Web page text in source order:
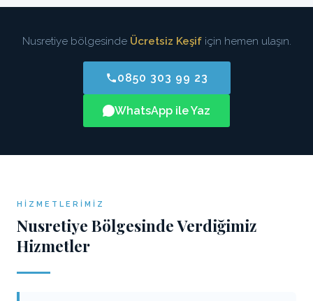
Nusretiye bölgesinde Ücretsiz Keşifiçin hemen ulaşın.
0850 303 99 23
WhatsApp ile Yaz
HIZMETLERIMIZ
Nusretiye Bölgesinde Verdiğimiz
Hizmetler